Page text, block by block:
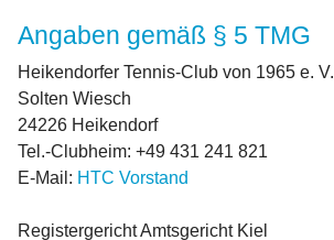
Angaben gemäß § 5 TMG
Heikendorfer Tennis-Club von 1965 e. V.
Solten Wiesch
24226 Heikendorf
Tel.-Clubheim: +49 431 241 821
E-Mail: HTC Vorstand
Registergericht Amtsgericht Kiel